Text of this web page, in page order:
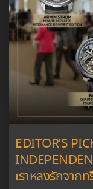
EDITOR’S
เราหลงรักจาก